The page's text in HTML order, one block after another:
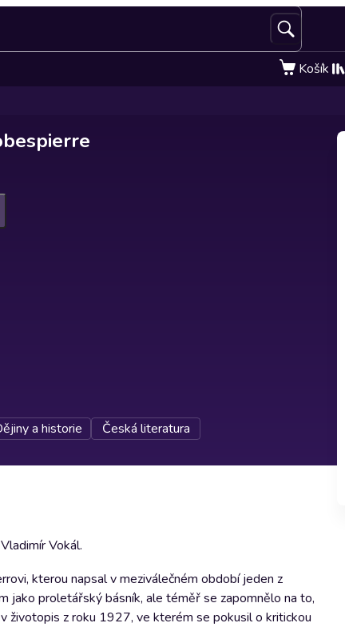
Košík
a historie Česká literatura
Vokál.
kterou napsal v meziválečném období jeden z
jako proletářský básník, ale téměř se zapomnělo na to,
životopis z roku 1927, ve kterém se pokusil o kritickou